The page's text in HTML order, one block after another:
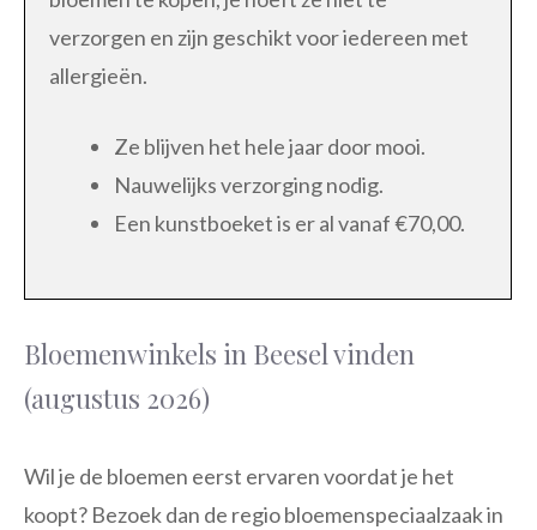
verzorgen en zijn geschikt voor iedereen met
allergieën.
Ze blijven het hele jaar door mooi.
Nauwelijks verzorging nodig.
Een kunstboeket is er al vanaf €70,00.
Bloemenwinkels in Beesel vinden
(augustus 2026)
Wil je de bloemen eerst ervaren voordat je het
koopt? Bezoek dan de regio bloemenspeciaalzaak in